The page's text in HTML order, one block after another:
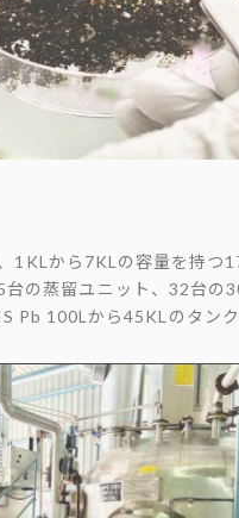
1KLから7KLの容量を持つ
の蒸留ユニット、32台の
Pb 100Lから45KLのタン